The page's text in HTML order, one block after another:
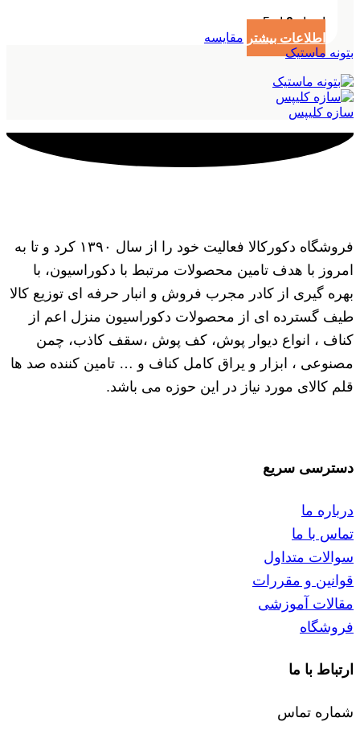
امتیاز0از 5
اطلاعات بیشتر مقایسه
بتونه ماستیک
سازه کلیپس
فروشگاه دکورکالا فعالیت خود را از سال ۱۳۹۰ کرد و تا به
امروز با هدف تامین محصولات مرتبط با دکوراسیون، با
بهره گیری از کادر مجرب فروش و انبار حرفه ای توزیع کالا
طیف گسترده ای از محصولات دکوراسیون منزل اعم از
کناف ، انواع دیوار پوش، کف پوش ،سقف کاذب، چمن
مصنوعی ، ابزار و یراق کامل کناف و … تامین کننده صد ها
قلم کالای مورد نیاز در این حوزه می باشد.
دسترسی سریع
درباره ما
تماس با ما
سوالات متداول
قوانین و مقررات
مقالات آموزشی
فروشگاه
ارتباط با ما
شماره تماس